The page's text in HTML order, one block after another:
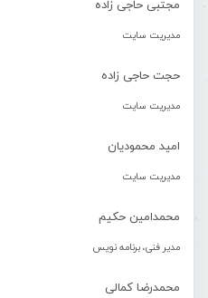
مجتبی حاجی زاده
مدیریت سایت
حجت حاجی زاده
مدیریت سایت
امید محمودیان
مدیریت سایت
محمدامین حکیم
مدیر فنی، برنامه نویس
محمدرضا کمالی